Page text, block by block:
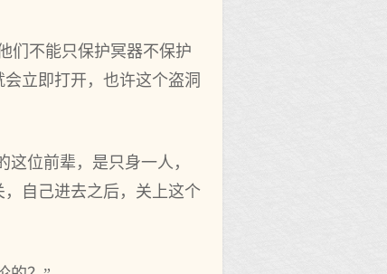
们不能只保护冥器不保护
立即打开，也许这个盗洞
位前辈，是只身一人，
自己进去之后，关上这个